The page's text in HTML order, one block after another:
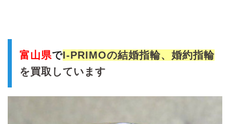
富山県でI-PRIMOの結婚指輪、婚約指輪
を買取しています